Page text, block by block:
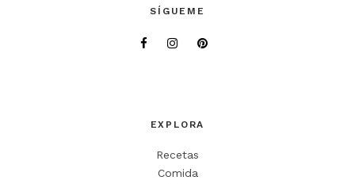
SÍGUEME
EXPLORA
Recetas
Comida